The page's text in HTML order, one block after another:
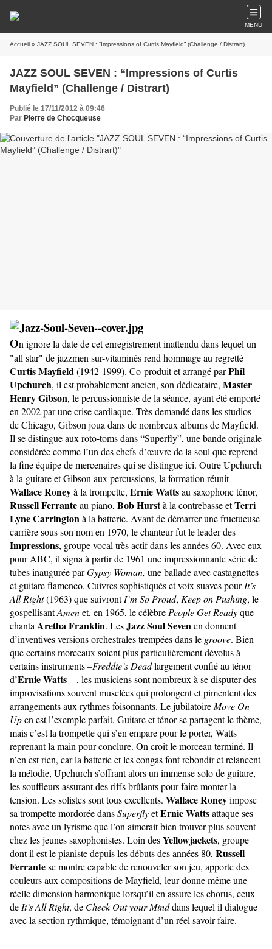
MENU
Accueil » JAZZ SOUL SEVEN : “Impressions of Curtis Mayfield” (Challenge / Distrart)
JAZZ SOUL SEVEN : “Impressions of Curtis
Mayfield” (Challenge / Distrart)
Publié le 17/11/2012 à 09:46
Par Pierre de Chocqueuse
On ignore la date de cet enregistrement inattendu dans lequel un
"all star" de jazzmen sur-vitaminés rend hommage au regretté
Curtis Mayfield(1942-1999). Co-produit et arrangé parPhil
Upchurch, il est probablement ancien, son dédicataire, Master
Henry Gibson, le percussionniste de la séance, ayant été emporté
en 2002 par une crise cardiaque. Très demandé dans les studios
de Chicago, Gibson joua dans de nombreux albums de Mayfield.
Il se distingue aux roto-toms dans “Superfly”, une bande originale
considérée comme l’un des chefs-d’œuvre de la soul que reprend
la fine équipe de mercenaires qui se distingue ici. Outre Upchurch
à la guitare et Gibson aux percussions, la formation réunit
Wallace Roneyà la trompette, Ernie Wattsau saxophone ténor,
Russell Ferranteau piano, Bob Hurstà la contrebasse etTerri
Lyne Carringtonà la batterie. Avant de démarrer une fructueuse
carrière sous son nom en 1970, le chanteur fut le leader des
Impressions, groupe vocal très actif dans les années 60. Avec eux
pour ABC, il signa à partir de 1961 une impressionnante série de
tubes inaugurée parGypsy Woman, une ballade avec castagnettes
et guitare flamenco. Cuivres sophistiqués et voix suaves pourIt’s
All Right(1963) que suivrontI’m So Proud, Keep on Pushing, le
gospellisantAmenet, en 1965, le célèbre People Get Readyque
chanta Aretha Franklin. LesJazz Soul Sevenen donnent
d’inventives versions orchestrales trempées dans le groove. Bien
que certains morceaux soient plus particulièrement dévolus à
certains instruments –Freddie’s Deadlargement confié au ténor
d’Ernie Watts– , les musiciens sont nombreux à se disputer des
improvisations souvent musclées qui prolongent et pimentent des
arrangements aux rythmes foisonnants. Le jubilatoire Move On
Upen est l’exemple parfait. Guitare et ténor se partagent le thème,
mais c’est la trompette qui s’en empare pour le porter, Watts
reprenant la main pour conclure. On croit le morceau terminé. Il
n’en est rien, car la batterie et les congas font rebondir et relancent
la mélodie, Upchurch s’offrant alors un immense solo de guitare,
les souffleurs assurant des riffs brûlants pour faire monter la
tension. Les solistes sont tous excellents. Wallace Roneyimpose
sa trompette mordorée dansSuperflyetErnie Wattsattaque ses
notes avec un lyrisme que l’on aimerait bien trouver plus souvent
chez les jeunes saxophonistes. Loin desYellowjackets, groupe
dont il est le pianiste depuis les débuts des années 80, Russell
Ferrantese montre capable de renouveler son jeu, apporte des
couleurs aux compositions de Mayfield, leur donne même une
réelle dimension harmonique lorsqu’il en assure les chorus, ceux
de It’s All Right, de Check Out your Minddans lequel il dialogue
avec la section rythmique, témoignant d’un réel savoir-faire.